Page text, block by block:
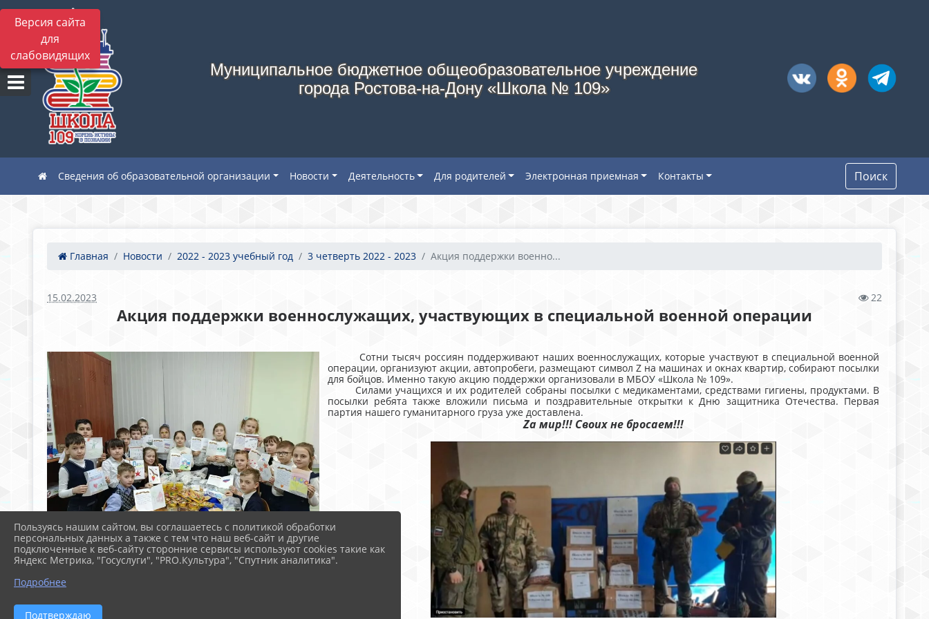
Версия сайта
для
слабовидящих
Муниципальное бюджетное общеобразовательное учреждение
города Ростова-на-Дону «Школа № 109»
Сведения об образовательной организации Новости Деятельность Для родителей Электронная приемная Контакты Поиск
Главная Новости 2022 - 2023 учебный год 3 четверть 2022 - 2023 Акция поддержки военно...
15.02.2023 22
Акция поддержки военнослужащих, участвующих в специальной военной операции
Сотни тысяч россиян поддерживают наших военнослужащих, которые участвуют в специальной военной
операции, организуют акции, автопробеги, размещают символ Z на машинах и окнах квартир, собирают посылки
для бойцов. Именно такую акцию поддержки организовали в МБОУ «Школа № 109».
Силами учащихся и их родителей собраны посылки с медикаментами, средствами гигиены, продуктами. В
посылки ребята также вложили письма и поздравительные открытки к Дню защитника Отечества. Первая
партия нашего гуманитарного груза уже доставлена.
Zа мир!!! Своих не бросаем!!!
Пользуясь нашим сайтом, вы соглашаетесь с политикой обработки
персональных данных а также с тем что наш веб-сайт и другие
подключенные к веб-сайту сторонние сервисы используют cookies такие как
Яндекс Метрика, "Госуслуги", "PRO.Культура", "Спутник аналитика".
Подробнее
Подтверждаю